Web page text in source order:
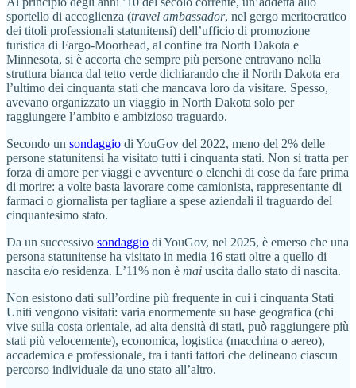
sportello di accoglienza (travel ambassador, nel gergo meritocratico
dei titoli professionali statunitensi) dell’ufficio di promozione
turistica di Fargo-Moorhead, al confine tra North Dakota e
Minnesota, si è accorta che sempre più persone entravano nella
struttura bianca dal tetto verde dichiarando che il North Dakota era
l’ultimo dei cinquanta stati che mancava loro da visitare. Spesso,
avevano organizzato un viaggio in North Dakota solo per
raggiungere l’ambito e ambizioso traguardo.
Secondo un sondaggio di YouGov del 2022, meno del 2% delle
persone statunitensi ha visitato tutti i cinquanta stati. Non si tratta per
forza di amore per viaggi e avventure o elenchi di cose da fare prima
di morire: a volte basta lavorare come camionista, rappresentante di
farmaci o giornalista per tagliare a spese aziendali il traguardo del
cinquantesimo stato.
Da un successivo sondaggio di YouGov, nel 2025, è emerso che una
persona statunitense ha visitato in media 16 stati oltre a quello di
nascita e/o residenza. L’11% non è mai uscita dallo stato di nascita.
Non esistono dati sull’ordine più frequente in cui i cinquanta Stati
Uniti vengono visitati: varia enormemente su base geografica (chi
vive sulla costa orientale, ad alta densità di stati, può raggiungere più
stati più velocemente), economica, logistica (macchina o aereo),
accademica e professionale, tra i tanti fattori che delineano ciascun
percorso individuale da uno stato all’altro.